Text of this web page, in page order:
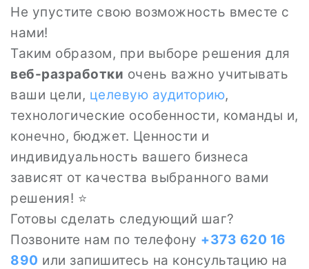
Не упустите свою возможность вместе с
нами!
Таким образом, при выборе решения для
веб-разработки очень важно учитывать
ваши цели, целевую аудиторию,
технологические особенности, команды и,
конечно, бюджет. Ценности и
индивидуальность вашего бизнеса
зависят от качества выбранного вами
решения! ⭐
Готовы сделать следующий шаг?
Позвоните нам по телефону +373 620 16
890 или запишитесь на консультацию на